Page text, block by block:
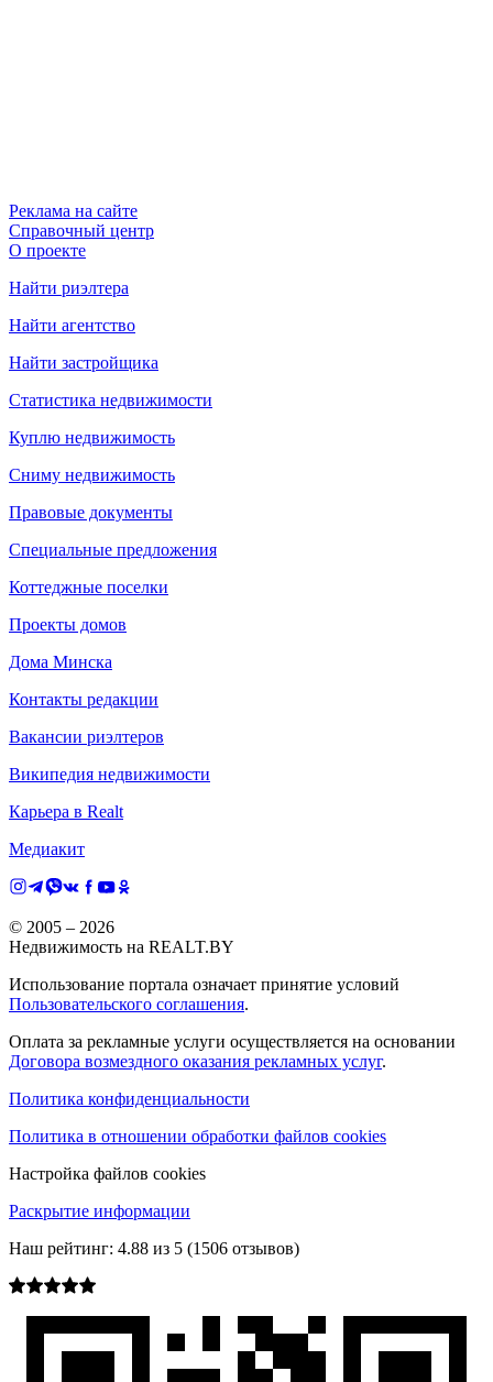
Реклама на сайте
Справочный центр
О проекте
Найти риэлтера
Найти агентство
Найти застройщика
Статистика недвижимости
Куплю недвижимость
Сниму недвижимость
Правовые документы
Специальные предложения
Коттеджные поселки
Проекты домов
Дома Минска
Контакты редакции
Вакансии риэлтеров
Википедия недвижимости
Карьера в Realt
Медиакит
© 2005 – 2026
Недвижимость на REALT.BY
Использование портала означает принятие условий
Пользовательского соглашения.
Оплата за рекламные услуги осуществляется на основании
Договора возмездного оказания рекламных услуг.
Политика конфиденциальности
Политика в отношении обработки файлов cookies
Настройка файлов cookies
Раскрытие информации
Наш рейтинг: 4.88 из 5 (1506 отзывов)